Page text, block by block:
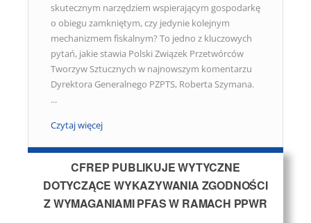
skutecznym narzędziem wspierającym gospodarkę
o obiegu zamkniętym, czy jedynie kolejnym
mechanizmem fiskalnym? To jedno z kluczowych
pytań, jakie stawia Polski Związek Przetwórców
Tworzyw Sztucznych w najnowszym komentarzu
Dyrektora Generalnego PZPTS, Roberta Szymana.
...
Czytaj więcej
CFREP PUBLIKUJE WYTYCZNE
DOTYCZĄCE WYKAZYWANIA ZGODNOŚCI
Z WYMAGANIAMI PFAS W RAMACH PPWR